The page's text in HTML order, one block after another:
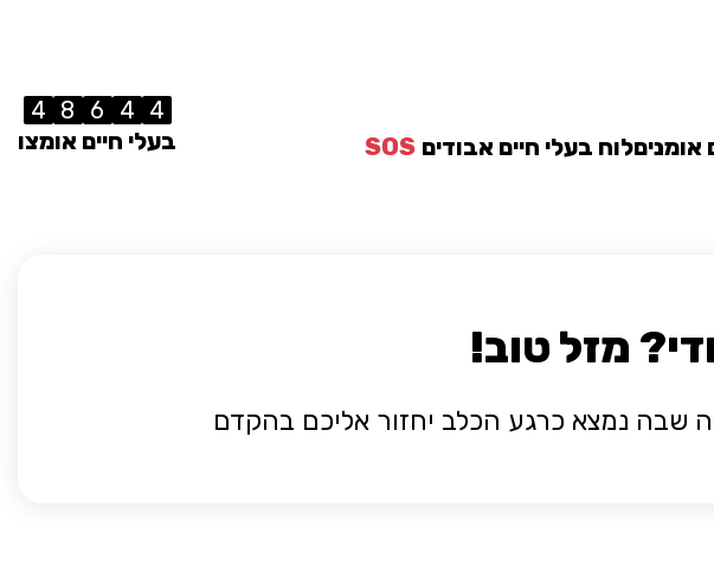
אומניםלוח בעלי חיים אבודים SOS
4
4
6
8
4
בעלי חיים אומצו
מזל טוב!
שבה נמצא כרגע הכלב יחזור אליכם בהקדם